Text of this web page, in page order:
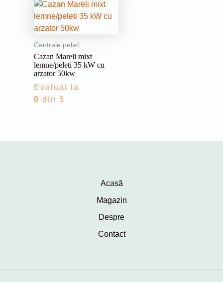
Centrale peleti
Cazan Mareli mixt
lemne/peleti 35 kW cu
arzator 50kw
Evaluat la
0 din 5
Acasă
Magazin
Despre
Contact